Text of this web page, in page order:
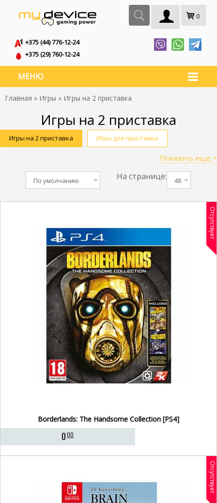
0
+375 (44) 776-12-24
+375 (29) 760-12-24
МЕНЮ
Главная » Игры » Игры на 2 приставка
Игры на 2 приставка
Игры на 2 приставка Игры для приставки
Игры приставки Игры для консолей
Игры на приставке на двоих
Старые игры для приставок
Показать еще +
На странице: 48
По умолчанию
Отсутствует
Borderlands: The Handsome Collection [PS4]
000
Отсутствует